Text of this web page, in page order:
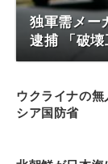
独軍需メー
逮捕 「破
ウクライナの
シア国防省